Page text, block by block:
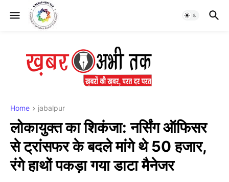
Home jabalpur
लोकायुक्त का शिकंजा: नर्सिंग ऑफिसर
से ट्रांसफर के बदले मांगे थे 50 हजार,
रंगे हाथों पकड़ा गया डाटा मैनेजर